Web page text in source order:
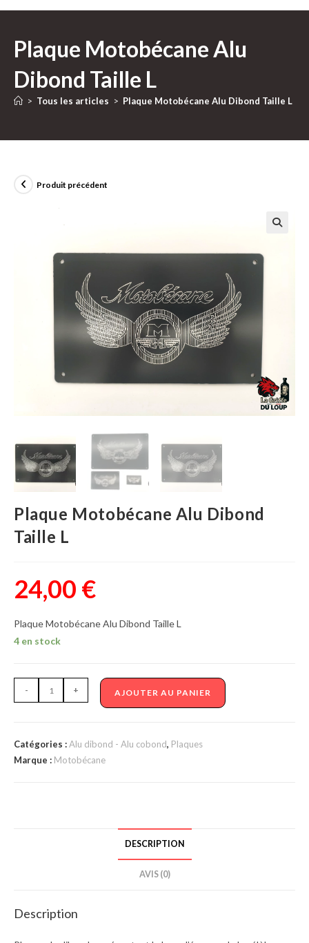
Plaque Motobécane Alu
Dibond Taille L
> Tous les articles > Plaque Motobécane Alu Dibond Taille L
Produit précédent
Plaque Motobécane Alu Dibond
Taille L
24,00 €
Plaque Motobécane Alu Dibond Taille L
4 en stock
de
Alu
- + AJOUTER AU PANIER
Catégories :Alu dibond - Alu cobond, Plaques
Marque : Motobécane
DESCRIPTION
AVIS (0)
Description